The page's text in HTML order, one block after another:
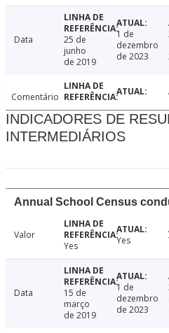
Data
25 de
junho
de 2019
1 de
dezembro
de 2023
Comentário
INDICADORES DE
INTERMEDIÁRIOS
Annual School Census
Valor
Yes
Yes
Data
15 de
março
de 2019
1 de
dezembro
de 2023